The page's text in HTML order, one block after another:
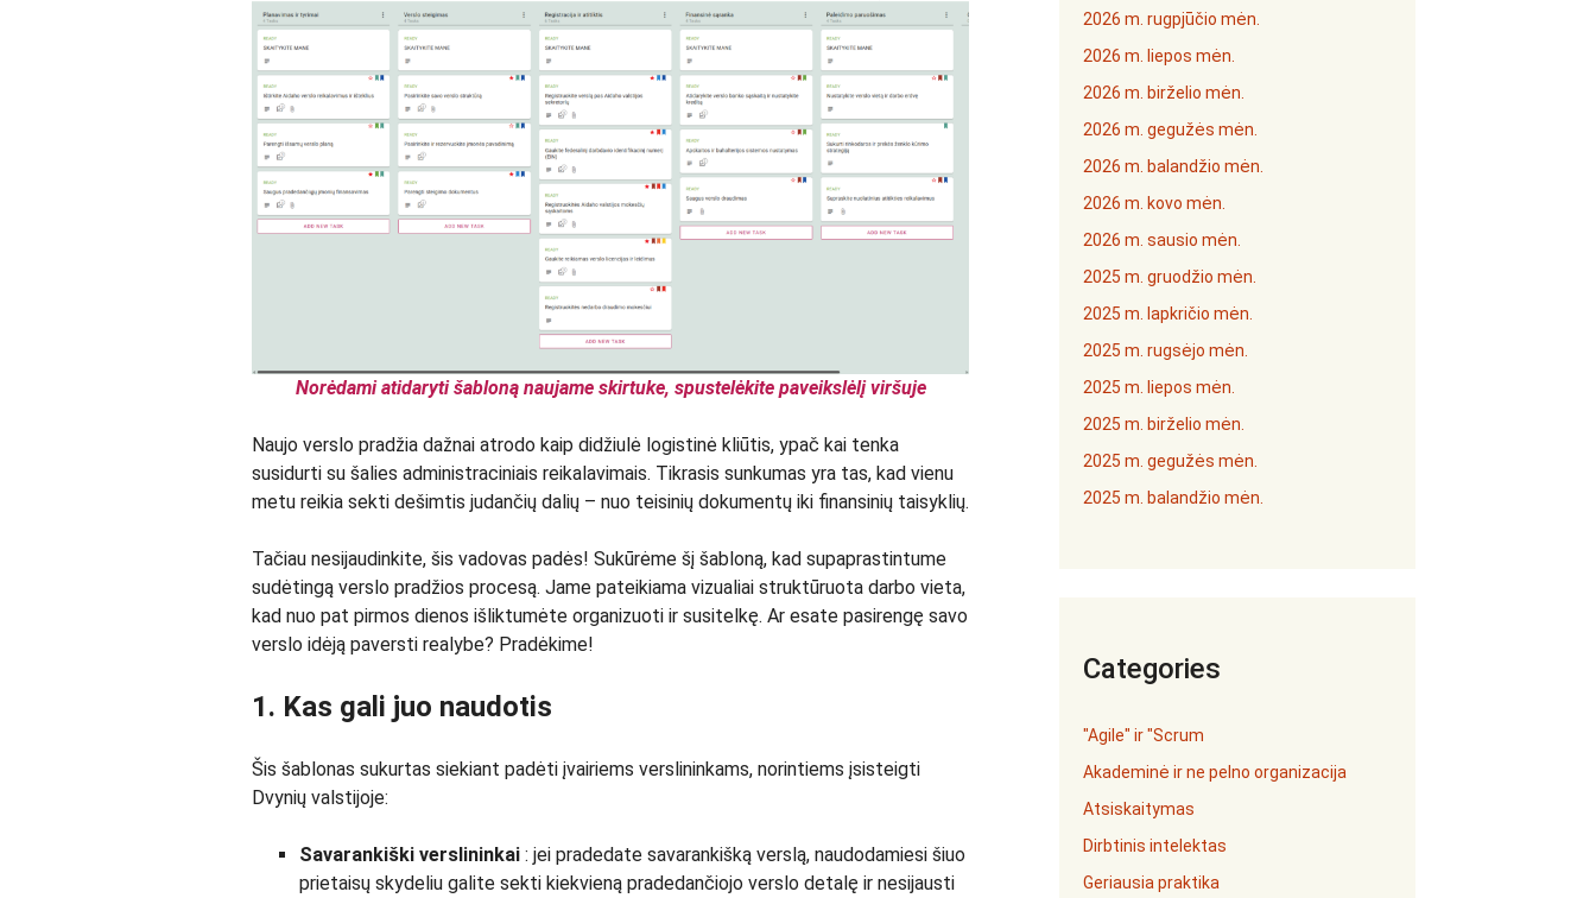
Norėdami atidaryti šabloną naujame skirtuke, spustelėkite paveikslėlį viršuje
Naujo verslo pradžia dažnai atrodo kaip didžiulė logistinė kliūtis, ypač kai tenka
susidurti su šalies administraciniais reikalavimais. Tikrasis sunkumas yra tas, kad vienu
metu reikia sekti dešimtis judančių dalių – nuo teisinių dokumentų iki finansinių taisyklių.
Tačiau nesijaudinkite, šis vadovas padės! Sukūrėme šį šabloną, kad supaprastintume
sudėtingą verslo pradžios procesą. Jame pateikiama vizualiai struktūruota darbo vieta,
kad nuo pat pirmos dienos išliktumėte organizuoti ir susitelkę. Ar esate pasirengę savo
verslo idėją paversti realybe? Pradėkime!
1. Kas gali juo naudotis
Šis šablonas sukurtas siekiant padėti įvairiems verslininkams, norintiems įsisteigti
Dvynių valstijoje:
Savarankiški verslininkai : jei pradedate savarankišką verslą, naudodamiesi šiuo
prietaisų skydeliu galite sekti kiekvieną pradedančiojo verslo detalę ir nesijausti
2026 m. rugpjūčio mėn.
2026 m. liepos mėn.
2026 m. birželio mėn.
2026 m. gegužės mėn.
2026 m. balandžio mėn.
2026 m. kovo mėn.
2026 m. sausio mėn.
2025 m. gruodžio mėn.
2025 m. lapkričio mėn.
2025 m. rugsėjo mėn.
2025 m. liepos mėn.
2025 m. birželio mėn.
2025 m. gegužės mėn.
2025 m. balandžio mėn.
Categories
"Agile" ir "Scrum
Akademinė ir ne pelno organizacija
Atsiskaitymas
Dirbtinis intelektas
Geriausia praktika